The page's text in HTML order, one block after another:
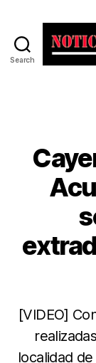
Search
[VIDEO]
localidad